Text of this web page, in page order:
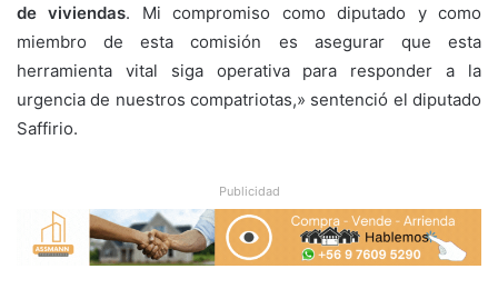
de viviendas. Mi compromiso como diputado y como
miembro de esta comisión es asegurar que esta
herramienta vital siga operativa para responder a la
urgencia de nuestros compatriotas,» sentenció el diputado
Saffirio.
Publicidad